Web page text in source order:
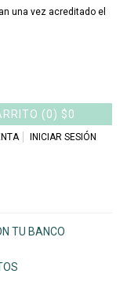
una vez acreditado el
(0) $0
INICIAR SESIÓN
TU BANCO